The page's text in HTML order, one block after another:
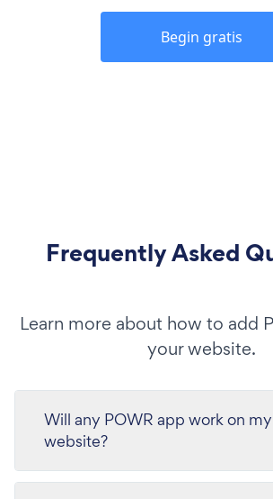
Begin gratis
Frequently Asked
Learn more about how to add
your website.
Will any POWR app work on
website?